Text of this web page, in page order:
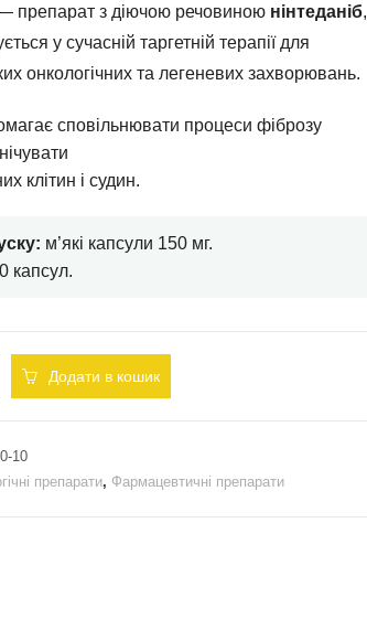
препарат з діючою речовиною нінтеданіб,
у сучасній таргетній терапії для
онкологічних та легеневих захворювань.
сповільнювати процеси фіброзу
клітин і судин.
м’які капсули 150 мг.
капсул.
Додати в кошик
10
препарати, Фармацевтичні препарати